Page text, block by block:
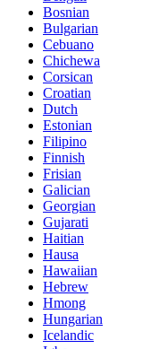
Bosnian
Bulgarian
Cebuano
Chichewa
Corsican
Croatian
Dutch
Estonian
Filipino
Finnish
Frisian
Galician
Georgian
Gujarati
Haitian
Hausa
Hawaiian
Hebrew
Hmong
Hungarian
Icelandic